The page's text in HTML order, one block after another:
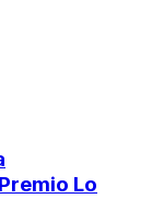
Lo